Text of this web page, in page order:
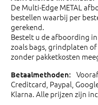
De Multi-Edge METAL
bestellen waarbij per
gerekend.
Bestelt u de afboording
zoals bags, grindplaten
zonder pakketkosten
Creditcard, Paypal,
Klarna. Alle prijzen zijn